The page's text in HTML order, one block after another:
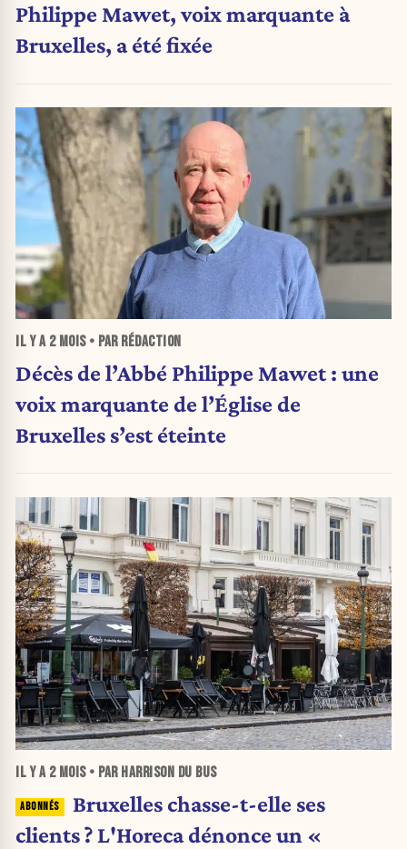
Philippe Mawet, voix marquante à
Bruxelles, a été fixée
IL Y A 2 MOIS• PAR RÉDACTION
Décès de l’Abbé Philippe Mawet : une
voix marquante de l’Église de
Bruxelles s’est éteinte
IL Y A 2 MOIS• PAR HARRISON DU BUS
Bruxelles chasse-t-elle ses
clients ? L'Horeca dénonce un «